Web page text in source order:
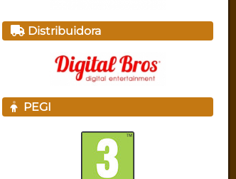
Distribuidora
PEGI